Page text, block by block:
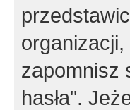
zapomnisz
hasła".